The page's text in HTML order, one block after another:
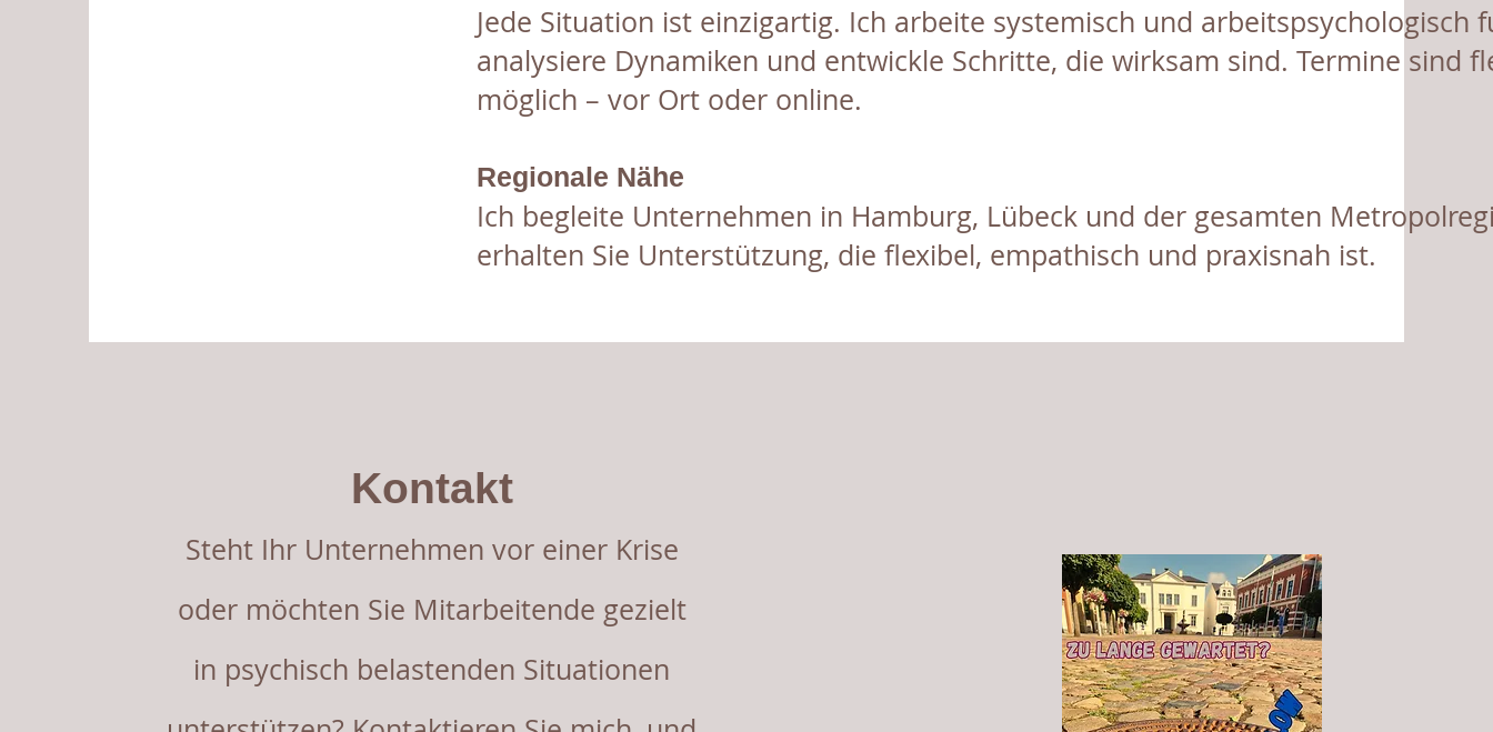
Jede Situation ist einzigartig. Ich arbeite systemisch und arbeitspsychologisch
analysiere Dynamiken und entwickle Schritte, die wirksam sind. Termine sind
möglich – vor Ort oder online.
Regionale Nähe
Ich begleite Unternehmen in Hamburg, Lübeck und der gesamten
erhalten Sie Unterstützung, die flexibel, empathisch und praxisnah ist.
Kontakt
Steht Ihr Unternehmen vor einer Krise
oder möchten Sie Mitarbeitende gezielt
in psychisch belastenden Situationen